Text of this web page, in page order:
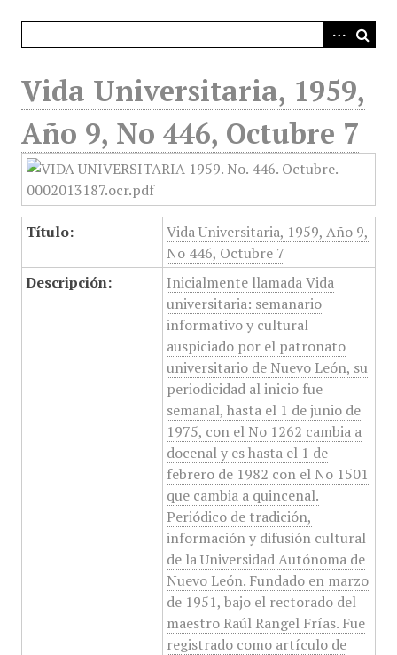
Vida Universitaria, 1959,
Año 9, No 446, Octubre 7
Título:
Vida Universitaria, 1959, Año 9,
No 446, Octubre 7
Descripción:
Inicialmente llamada Vida
universitaria: semanario
informativo y cultural
auspiciado por el patronato
universitario de Nuevo León, su
periodicidad al inicio fue
semanal, hasta el 1 de junio de
1975, con el No 1262 cambia a
docenal y es hasta el 1 de
febrero de 1982 con el No 1501
que cambia a quincenal.
Periódico de tradición,
información y difusión cultural
de la Universidad Autónoma de
Nuevo León. Fundado en marzo
de 1951, bajo el rectorado del
maestro Raúl Rangel Frías. Fue
registrado como artículo de